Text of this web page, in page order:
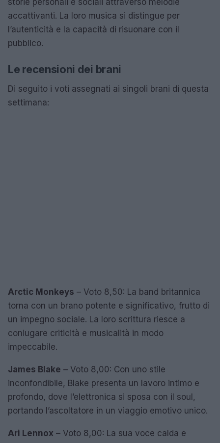
accattivanti. La loro musica si distingue per
l’autenticità e la capacità di risuonare con il
pubblico.
Le recensioni dei brani
Di seguito i voti assegnati ai singoli brani di questa
settimana:
Arctic Monkeys – Voto 8,50: La band britannica
torna con un brano potente e significativo, frutto di
un impegno sociale. La loro scrittura riesce a
coniugare criticità e musicalità in modo
impeccabile.
James Blake – Voto 8,00: Con uno stile
inconfondibile, Blake presenta un lavoro intimo e
profondo, dove l’elettronica si sposa con il soul,
portando l’ascoltatore in un viaggio emotivo unico.
Ari Lennox – Voto 8,00: La sua voce calda e